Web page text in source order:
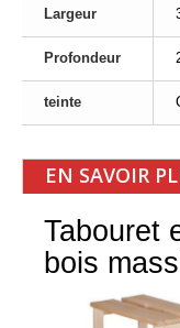
Largeur
Profondeur
teinte
EN SAVOIR
Tabouret
bois